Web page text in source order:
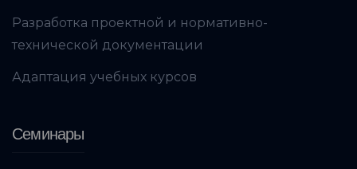
Разработка проектной и нормативно-
технической документации
Адаптация учебных курсов
Семинары